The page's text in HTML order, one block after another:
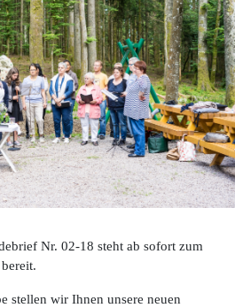
Nr. 02-18 steht ab sofort zum
stellen wir Ihnen unsere neuen